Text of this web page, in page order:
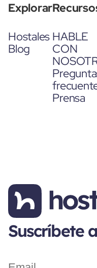
Explorar
Hostales
Blog
HABLE
CON
Prensa
Suscríbete